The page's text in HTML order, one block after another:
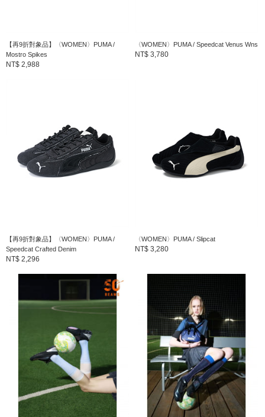
【再9折對象品】〈WOMEN〉PUMA /
Mostro Spikes
NT$ 2,988
〈WOMEN〉PUMA / Speedcat Venus Wns
NT$ 3,780
【再9折對象品】〈WOMEN〉PUMA /
Speedcat Crafted Denim
NT$ 2,296
〈WOMEN〉PUMA / Slipcat
NT$ 3,280